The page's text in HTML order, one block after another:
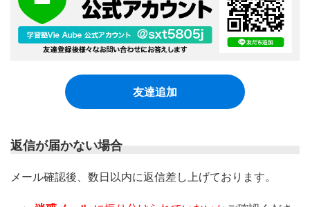
友達追加
返信が届かない場合
​メール確認後、数日以内に返信差し上げております。